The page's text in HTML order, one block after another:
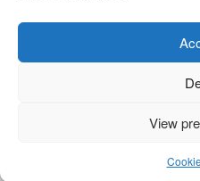
View
Nira
Sadržaj ovog sajta je
kopiranje, objavljivanje celine ili